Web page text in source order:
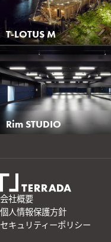
T-LOTUS M
Rim STUDIO
会社概要
個人情報保護方針
セキュリティーポリシー